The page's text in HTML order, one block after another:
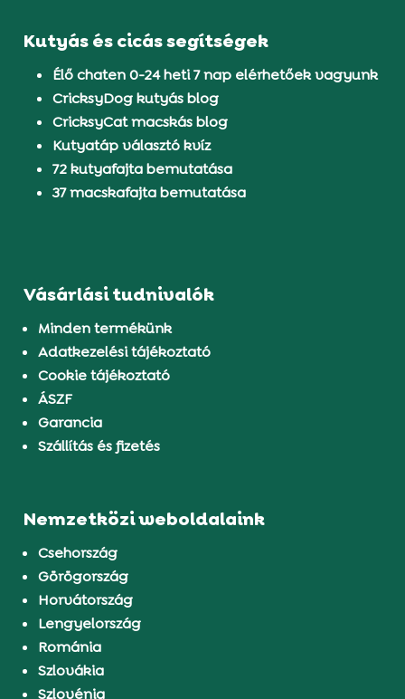
Kutyás és cicás segítségek
Élő chaten 0-24 heti 7 nap elérhetőek vagyunk
CricksyDog kutyás blog
CricksyCat macskás blog
Kutyatáp választó kvíz
72 kutyafajta bemutatása
37 macskafajta bemutatása
Vásárlási tudnivalók
Minden termékünk
Adatkezelési tájékoztató
Cookie tájékoztató
ÁSZF
Garancia
Szállítás és fizetés
Nemzetközi weboldalaink
Csehország
Görögország
Horvátország
Lengyelország
Románia
Szlovákia
Szlovénia